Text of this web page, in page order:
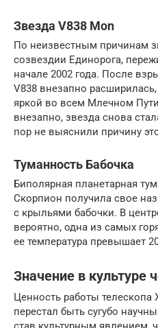
Звезда V838 Mon
По неизвестным причинам
созвездии Единорога,
начале 2002 года. После
V838 внезапно
яркой во всем Млечном
внезапно, звезда снова
пор не выяснили причину
Туманность Бабочка
Биполярная планетарная
Скорпион получила свое
с крыльями бабочки. В
вероятно, одна из самых
ее температура превышает
Значение в культуре
Ценность работы телескопа
перестал быть сугубо